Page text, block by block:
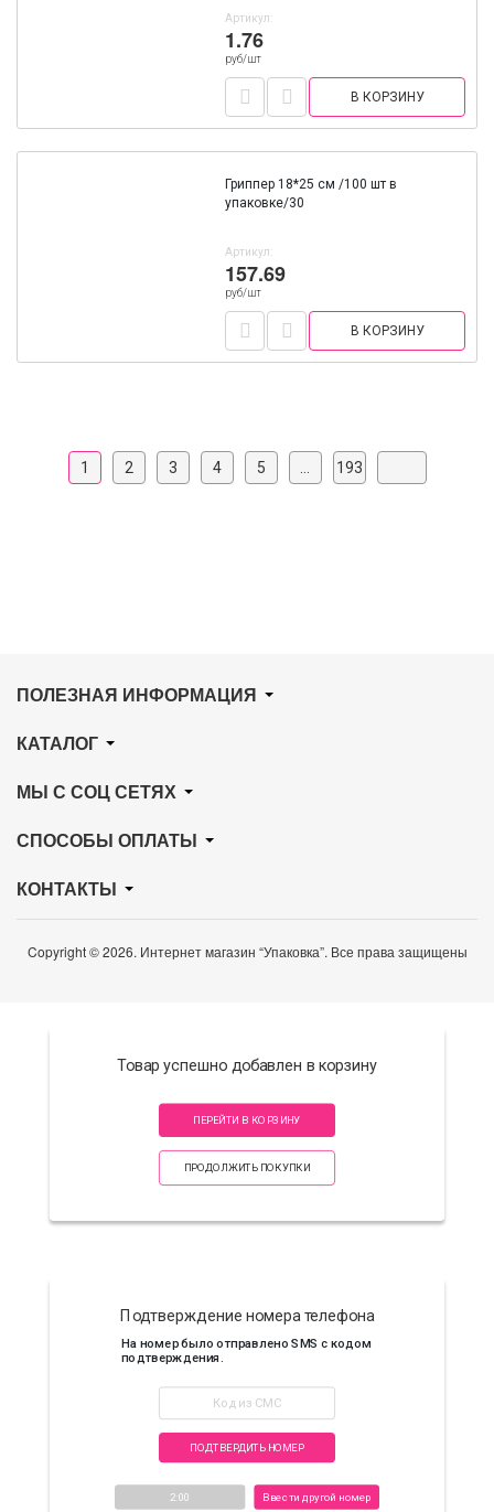
Артикул:
1.76
руб/шт
В КОРЗИНУ
Гриппер 18*25 см /100 шт в
упаковке/30
Артикул:
157.69
руб/шт
В КОРЗИНУ
1 2 3 4 5 193
ПОЛЕЗНАЯ ИНФОРМАЦИЯ
КАТАЛОГ
МЫ С СОЦ СЕТЯХ
СПОСОБЫ ОПЛАТЫ
КОНТАКТЫ
Copyright © 2026. Интернет магазин “Упаковка”. Все права защищены
Товар успешно добавлен в корзину
ПЕРЕЙТИ В КОРЗИНУ
ПРОДОЛЖИТЬ ПОКУПКИ
Подтверждение номера телефона
На номербыло отправлено SMS с кодом
подтверждения.
ПОДТВЕРДИТЬ НОМЕР
2:00 Ввести другой номер